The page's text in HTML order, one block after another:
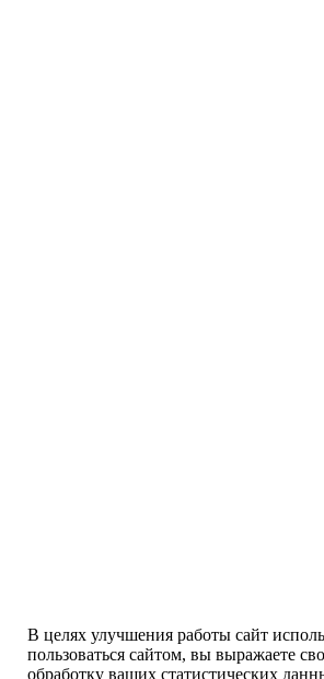
В целях улучшения работы сайт
пользоваться сайтом, вы выражаете
обработку ваших статистических